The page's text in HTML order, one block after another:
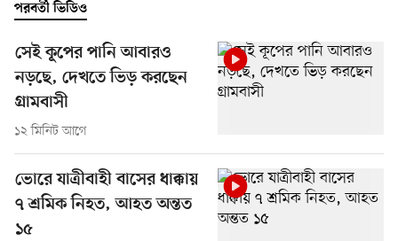
পরবর্তী ভিডিও
সেই কূপের পানি আবারও
নড়ছে, দেখতে ভিড় করছেন
গ্রামবাসী
১২ মিনিট আগে
ভোরে যাত্রীবাহী বাসের ধাক্কায়
৭ শ্রমিক নিহত, আহত অন্তত
১৫